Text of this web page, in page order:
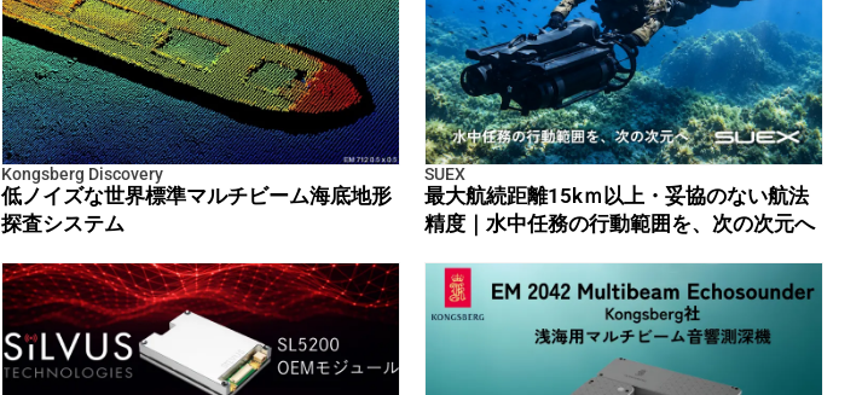
Kongsberg Discovery
低ノイズな世界標準マルチビーム海底地形
探査システム
SUEX
最大航続距離15kｍ以上・妥協のない航法
精度｜水中任務の行動範囲を、次の次元へ